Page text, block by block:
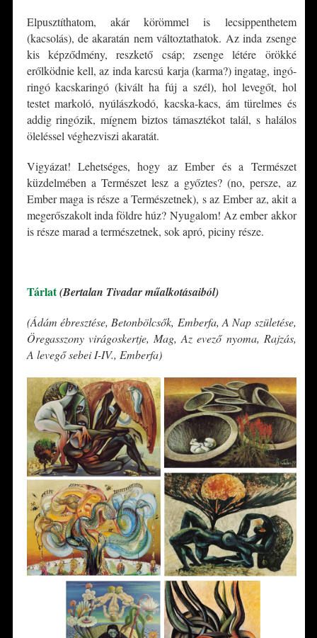
Elpusztíthatom, akár körömmel is lecsippenthetem
(kacsolás), de akaratán nem változtathatok. Az inda zsenge
kis képződmény, reszkető csáp; zsenge létére örökké
erőlködnie kell, az inda karcsú karja (karma?) ingatag, ingó-
ringó kacskaringó (kivált ha fúj a szél), hol levegőt, hol
testet markoló, nyúlászkodó, kacska-kacs, ám türelmes és
addig ringózik, mígnem biztos támasztékot talál, s halálos
öleléssel véghezviszi akaratát.
Vigyázat! Lehetséges, hogy az Ember és a Természet
küzdelmében a Természet lesz a győztes? (no, persze, az
Ember maga is része a Természetnek), s az Ember az, akit a
megerőszakolt inda földre húz? Nyugalom! Az ember akkor
is része marad a természetnek, sok apró, piciny része.
Tárlat(Bertalan Tivadar műalkotásaiból)
(Ádám ébresztése, Betonbölcsők, Emberfa, A Nap születése,
Öregasszony virágoskertje, Mag, Az evező nyoma, Rajzás,
A levegő sebei I-IV., Emberfa)